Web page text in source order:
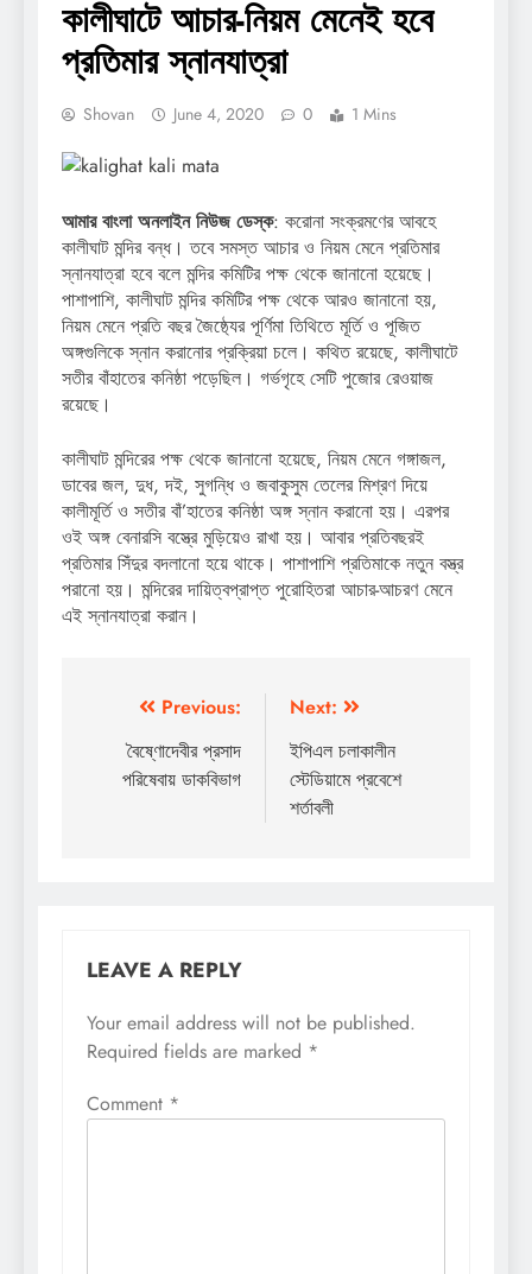
কালীঘাটে আচার-নিয়ম মেনেই হবে
প্রতিমার স্নানযাত্রা
Shovan June 4, 2020 0 1 Mins
আমার বাংলা অনলাইন নিউজ ডেস্ক: করোনা সংক্রমণের আবহে
কালীঘাট মন্দির বন্ধ। তবে সমস্ত আচার ও নিয়ম মেনে প্রতিমার
স্নানযাত্রা হবে বলে মন্দির কমিটির পক্ষ থেকে জানানো হয়েছে।
পাশাপাশি, কালীঘাট মন্দির কমিটির পক্ষ থেকে আরও জানানো হয়,
নিয়ম মেনে প্রতি বছর জৈষ্ঠ্যের পূর্ণিমা তিথিতে মূর্তি ও পূজিত
অঙ্গগুলিকে স্নান করানোর প্রক্রিয়া চলে। কথিত রয়েছে, কালীঘাটে
সতীর বাঁহাতের কনিষ্ঠা পড়েছিল। গর্ভগৃহে সেটি পুজোর রেওয়াজ
রয়েছে।
কালীঘাট মন্দিরের পক্ষ থেকে জানানো হয়েছে, নিয়ম মেনে গঙ্গাজল,
ডাবের জল, দুধ, দই, সুগন্ধি ও জবাকুসুম তেলের মিশ্রণ দিয়ে
কালীমূর্তি ও সতীর বাঁ’হাতের কনিষ্ঠা অঙ্গ স্নান করানো হয়। এরপর
ওই অঙ্গ বেনারসি বস্ত্রে মুড়িয়েও রাখা হয়। আবার প্রতিবছরই
প্রতিমার সিঁদুর বদলানো হয়ে থাকে। পাশাপাশি প্রতিমাকে নতুন বস্ত্র
পরানো হয়। মন্দিরের দায়িত্বপ্রাপ্ত পুরোহিতরা আচার-আচরণ মেনে
এই স্নানযাত্রা করান।
navigation
Previous:
বৈষ্ণোদেবীর প্রসাদ
পরিষেবায় ডাকবিভাগ
Next:
ইপিএল চলাকালীন
স্টেডিয়ামে প্রবেশে
শর্তাবলী
LEAVE A REPLY
Your email address will not be published.
Required fields are marked *
Comment *